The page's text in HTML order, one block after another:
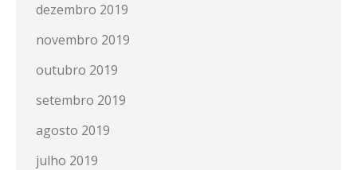
dezembro 2019
novembro 2019
outubro 2019
setembro 2019
agosto 2019
julho 2019